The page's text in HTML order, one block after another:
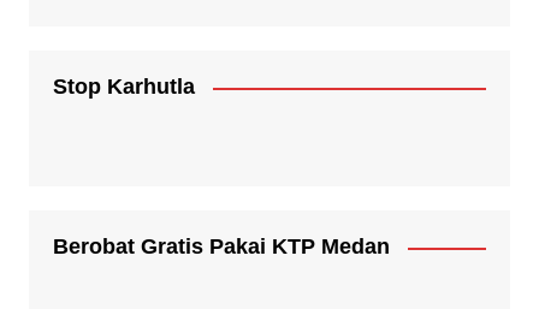
Stop Karhutla
Berobat Gratis Pakai KTP Medan